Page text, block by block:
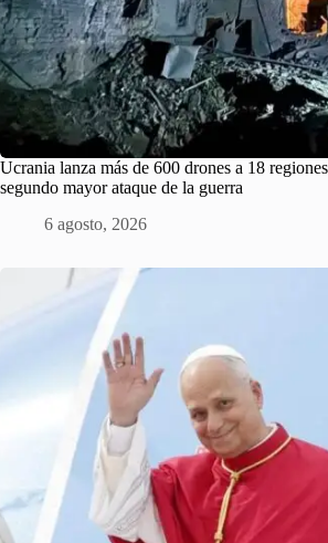
Ucrania lanza más de 600 drones a 18
segundo mayor ataque de la guerra
6 agosto, 2026